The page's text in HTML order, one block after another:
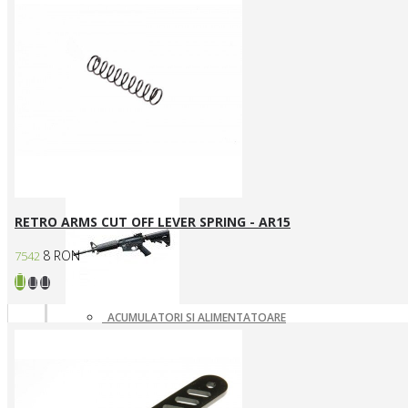
ARME ASALT GAZ
ARME ASALT MANUALE
SMG ELECTRICE
ACUMULATORI SI ALIMENTATOARE
RETRO ARMS CUT OFF LEVER SPRING - AR15
7542 8 RON